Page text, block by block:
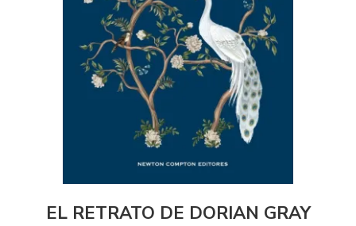
EL RETRATO DE DORIAN GRAY